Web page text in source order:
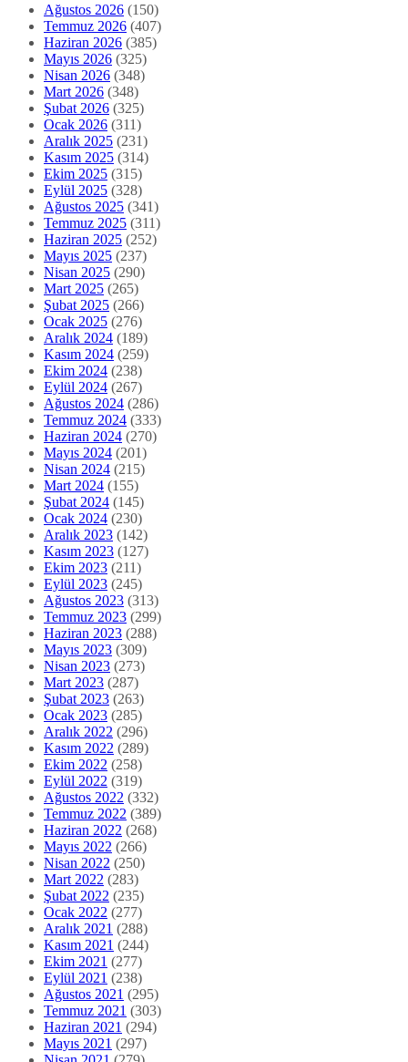
Ağustos 2026 (150)
Temmuz 2026 (407)
Haziran 2026 (385)
Mayıs 2026 (325)
Nisan 2026 (348)
Mart 2026 (348)
Şubat 2026 (325)
Ocak 2026 (311)
Aralık 2025 (231)
Kasım 2025 (314)
Ekim 2025 (315)
Eylül 2025 (328)
Ağustos 2025 (341)
Temmuz 2025 (311)
Haziran 2025 (252)
Mayıs 2025 (237)
Nisan 2025 (290)
Mart 2025 (265)
Şubat 2025 (266)
Ocak 2025 (276)
Aralık 2024 (189)
Kasım 2024 (259)
Ekim 2024 (238)
Eylül 2024 (267)
Ağustos 2024 (286)
Temmuz 2024 (333)
Haziran 2024 (270)
Mayıs 2024 (201)
Nisan 2024 (215)
Mart 2024 (155)
Şubat 2024 (145)
Ocak 2024 (230)
Aralık 2023 (142)
Kasım 2023 (127)
Ekim 2023 (211)
Eylül 2023 (245)
Ağustos 2023 (313)
Temmuz 2023 (299)
Haziran 2023 (288)
Mayıs 2023 (309)
Nisan 2023 (273)
Mart 2023 (287)
Şubat 2023 (263)
Ocak 2023 (285)
Aralık 2022 (296)
Kasım 2022 (289)
Ekim 2022 (258)
Eylül 2022 (319)
Ağustos 2022 (332)
Temmuz 2022 (389)
Haziran 2022 (268)
Mayıs 2022 (266)
Nisan 2022 (250)
Mart 2022 (283)
Şubat 2022 (235)
Ocak 2022 (277)
Aralık 2021 (288)
Kasım 2021 (244)
Ekim 2021 (277)
Eylül 2021 (238)
Ağustos 2021 (295)
Temmuz 2021 (303)
Haziran 2021 (294)
Mayıs 2021 (297)